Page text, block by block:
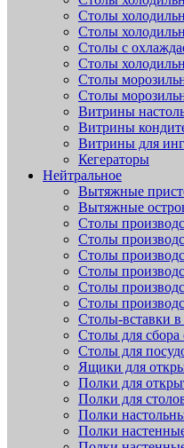
Столы
Столы
Столы с
Столы
Столы
Столы
Витрины
Витрины
Витрины для
Кегераторы
Нейтральное
Вытяжные
Вытяжные
Столы
Столы
Столы
Столы
Столы
Столы
Столы-вставки
Столы для сбора
Столы для
Ящики для
Полки для
Полки для
Полки
Полки